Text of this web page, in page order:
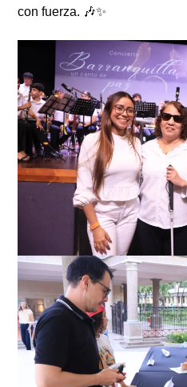
con fuerza. 🎶✨